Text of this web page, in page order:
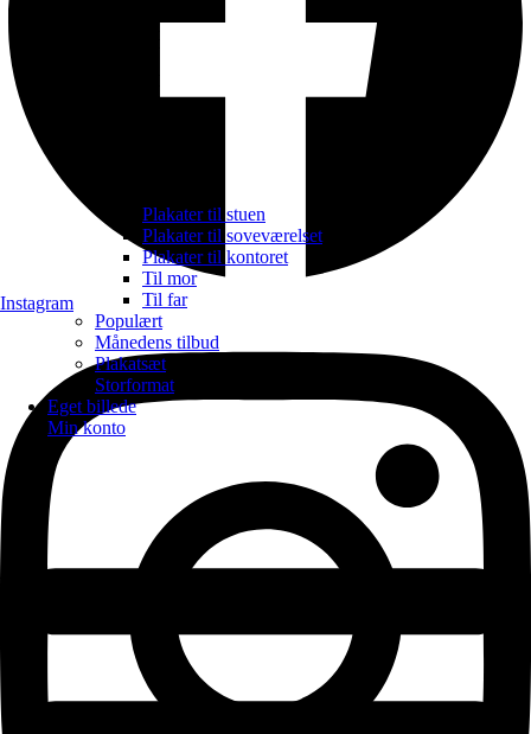
Plakater til stuen
Plakater til soveværelset
Plakater til kontoret
Til mor
Til far
Populært
Månedens tilbud
Plakatsæt
Storformat
Eget billede
Min konto
Instagram